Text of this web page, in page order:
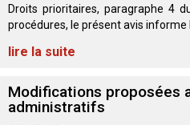
Berger Shetland
Vallhund suédois
Otterhound
Pharaoh Hound
Épagneul Clumber
Épagneul springer anglais
Terrier écossais
Terrier Skye
Terrier de Manchester nain
Terrier du Yorkshire
Kuvasz
Mastiff
Droits prioritaires, paragraphe 4
procédures, le présent avis informe
lire la suite
Modifications proposées
administratifs